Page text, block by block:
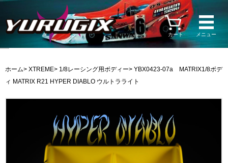
カート メニュー
ホーム> XTREME> 1/8レーシング用ボディー> YBX0423-07a MATRIX1/8ボデ
ィ MATRIX R21 HYPER DIABLO ウルトラライト